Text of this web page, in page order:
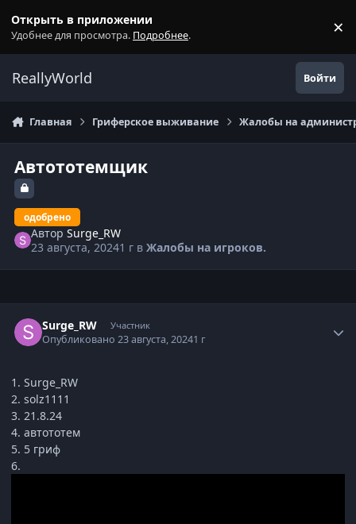
Открыть в приложении
Удобнее для просмотра. Подробнее. ×
ReallyWorld Войти
Главная Гриферское выживание Жалобы на
Автототемщик
одобрено
АвторSurge_RW
23 августа, 20241 г вЖалобы на игроков.
Surge_RW Участник
Опубликовано23 августа, 20241 г
1. Surge_RW
2. solz1111
3. 21.8.24
4. автототем
5. 5 гриф
6.